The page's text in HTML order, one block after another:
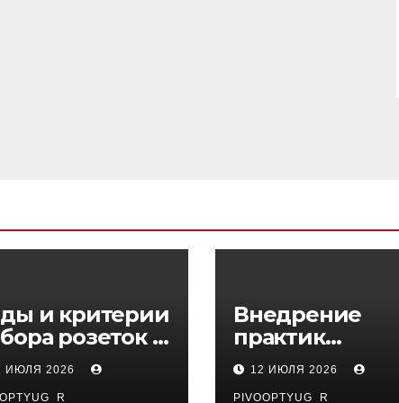
и критерии
розеток и
ИЮЛЯ 2026
Внедрение
практик
управляемого
DevOps в
12 ИЮЛЯ 2026
PIVOOPTYUG_R